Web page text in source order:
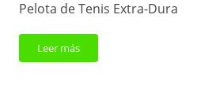
Pelota de Tenis Extra-Dura
Leer más